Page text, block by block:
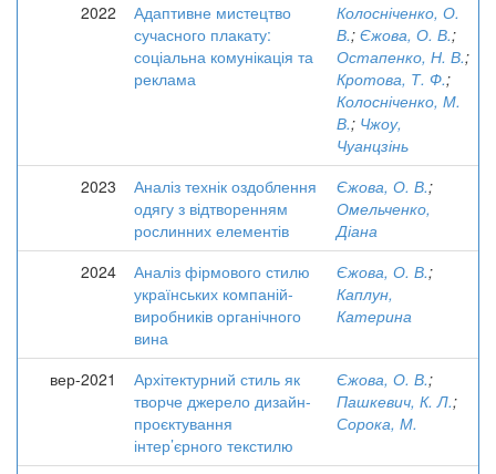
2022
Адаптивне мистецтво
сучасного плакату:
соціальна комунікація та
реклама
Колосніченко, О.
В.; Єжова, О. В.;
Остапенко, Н. В.;
Кротова, Т. Ф.;
Колосніченко, М.
В.; Чжоу,
Чуанцзінь
2023
Аналіз технік оздоблення
одягу з відтворенням
рослинних елементів
Єжова, О. В.;
Омельченко,
Діана
2024
Аналіз фірмового стилю
українських компаній-
виробників органічного
вина
Єжова, О. В.;
Каплун,
Катерина
вер-2021
Архітектурний стиль як
творче джерело дизайн-
проєктування
інтер’єрного текстилю
Єжова, О. В.;
Пашкевич, К. Л.;
Сорока, М.